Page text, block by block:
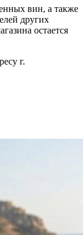
вин, а также
других
остается
г.